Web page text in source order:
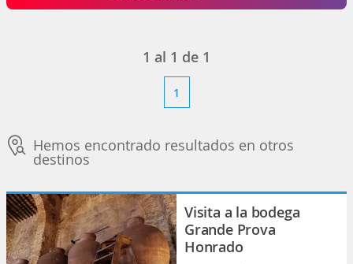
1 al 1 de 1
1
Hemos encontrado resultados en otros
destinos
Visita a la bodega
Grande Prova
Honrado